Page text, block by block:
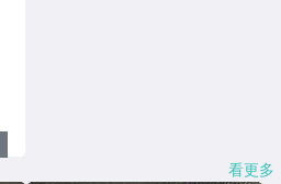
看更多